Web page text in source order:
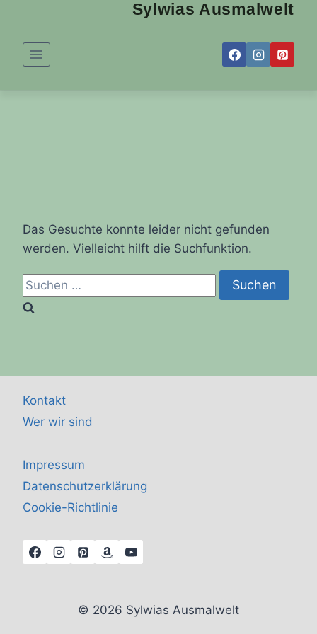
springen
Sylwias Ausmalwelt
Das Gesuchte konnte leider nicht gefunden
werden. Vielleicht hilft die Suchfunktion.
Suchen
nach:
Kontakt
Wer wir sind
Impressum
Datenschutzerklärung
Cookie-Richtlinie
© 2026 Sylwias Ausmalwelt